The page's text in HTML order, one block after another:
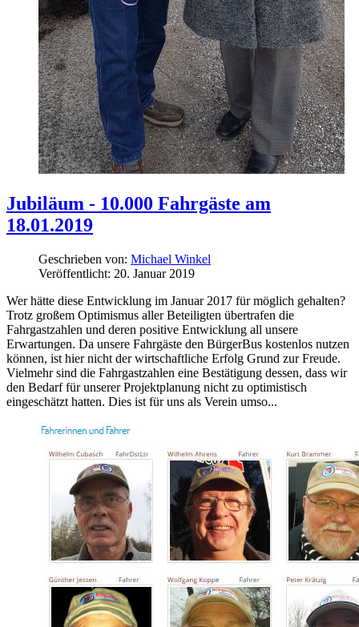
Jubiläum - 10.000 Fahrgäste am
18.01.2019
Geschrieben von: Michael Winkel
Veröffentlicht: 20. Januar 2019
Wer hätte diese Entwicklung im Januar 2017 für möglich gehalten?
Trotz großem Optimismus aller Beteiligten übertrafen die
Fahrgastzahlen und deren positive Entwicklung all unsere
Erwartungen. Da unsere Fahrgäste den BürgerBus kostenlos nutzen
können, ist hier nicht der wirtschaftliche Erfolg Grund zur Freude.
Vielmehr sind die Fahrgastzahlen eine Bestätigung dessen, dass wir
den Bedarf für unserer Projektplanung nicht zu optimistisch
eingeschätzt hatten. Dies ist für uns als Verein umso...